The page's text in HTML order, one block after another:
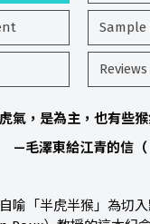
Sample
氣，是為主，也有些猴
—毛澤東給江青的信（
喻「半虎半猴」為切